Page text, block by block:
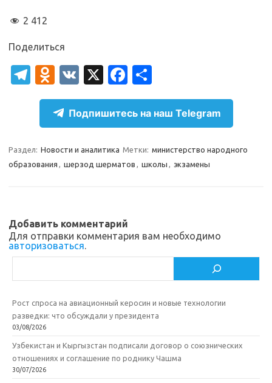
2 412
Поделиться
T
el
gr
a
m
O
d
n
o
kl
as
i
V
K
X
Fa
c
e
b
o
o
т
п
р
а
в
ь
Подпишитесь на наш Telegram
Раздел: Новости и аналитика Метки: министерство народного
образования , шерзод шерматов , школы , экзамены
Добавить комментарий
Для отправки комментария вам необходимо
авторизоваться.
Рост спроса на авиационный керосин и новые технологии
разведки: что обсуждали у президента
03/08/2026
Узбекистан и Кыргызстан подписали договор о союзнических
отношениях и соглашение по роднику Чашма
30/07/2026